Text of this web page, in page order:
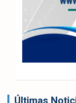
Últimas